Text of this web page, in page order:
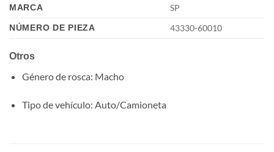
MARCA SP
NÚMERO DE PIEZA 43330-60010
Otros
Género de rosca: Macho
Tipo de vehículo: Auto/Camioneta